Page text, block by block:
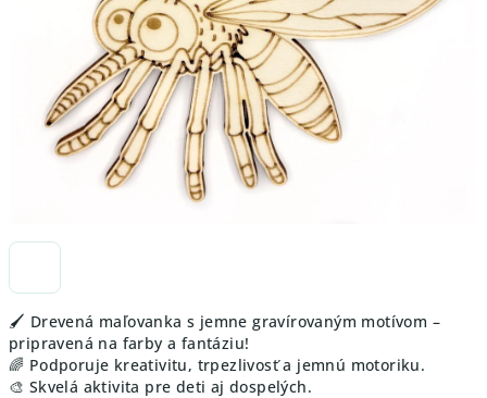
🖌️ Drevená maľovanka s jemne gravírovaným motívom –
pripravená na farby a fantáziu!
🌈 Podporuje kreativitu, trpezlivosť a jemnú motoriku.
🎨 Skvelá aktivita pre deti aj dospelých.